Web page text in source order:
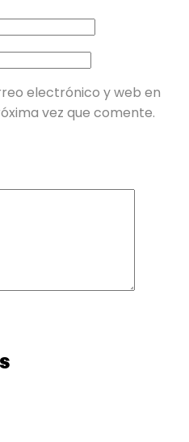
electrónico y web en
vez que comente.